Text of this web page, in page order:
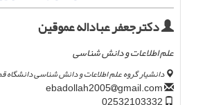
دکترجعفر عباداله عموقین
علم اطلاعات و دانش شناسی
دانشیار گروه علم اطلاعات و دانش شناسی دانشگاه
gmail.com